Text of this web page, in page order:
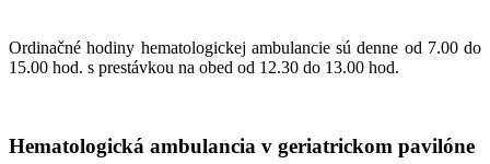
Ordinačné hodiny hematologickej ambulancie sú denne od 7.00 do
15.00 hod. s prestávkou na obed od 12.30 do 13.00 hod.
Hematologická ambulancia v geriatrickom pavilóne